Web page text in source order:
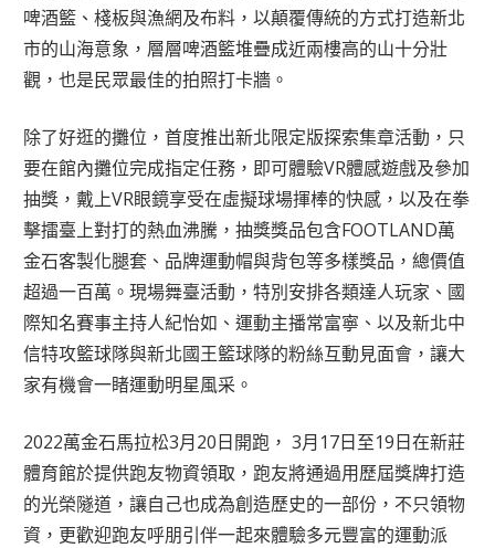
啤酒籃、棧板與漁網及布料，以顛覆傳統的方式打造新北
市的山海意象，層層啤酒籃堆疊成近兩樓高的山十分壯
觀，也是民眾最佳的拍照打卡牆。
除了好逛的攤位，首度推出新北限定版探索集章活動，只
要在館內攤位完成指定任務，即可體驗VR體感遊戲及參加
抽獎，戴上VR眼鏡享受在虛擬球場揮棒的快感，以及在拳
擊擂臺上對打的熱血沸騰，抽獎獎品包含FOOTLAND萬
金石客製化腿套、品牌運動帽與背包等多樣獎品，總價值
超過一百萬。現場舞臺活動，特別安排各類達人玩家、國
際知名賽事主持人紀怡如、運動主播常富寧、以及新北中
信特攻籃球隊與新北國王籃球隊的粉絲互動見面會，讓大
家有機會一睹運動明星風采。
2022萬金石馬拉松3月20日開跑， 3月17日至19日在新莊
體育館於提供跑友物資領取，跑友將通過用歷屆獎牌打造
的光榮隧道，讓自己也成為創造歷史的一部份，不只領物
資，更歡迎跑友呼朋引伴一起來體驗多元豐富的運動派